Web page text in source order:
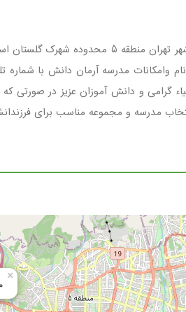
مدرسه آرمان دانش مجموعه ای غیردولتی ،
نمایید . همچنین شما اولیاء گرامی و دانش
مدرسه و مجموعه مناسب برای
×